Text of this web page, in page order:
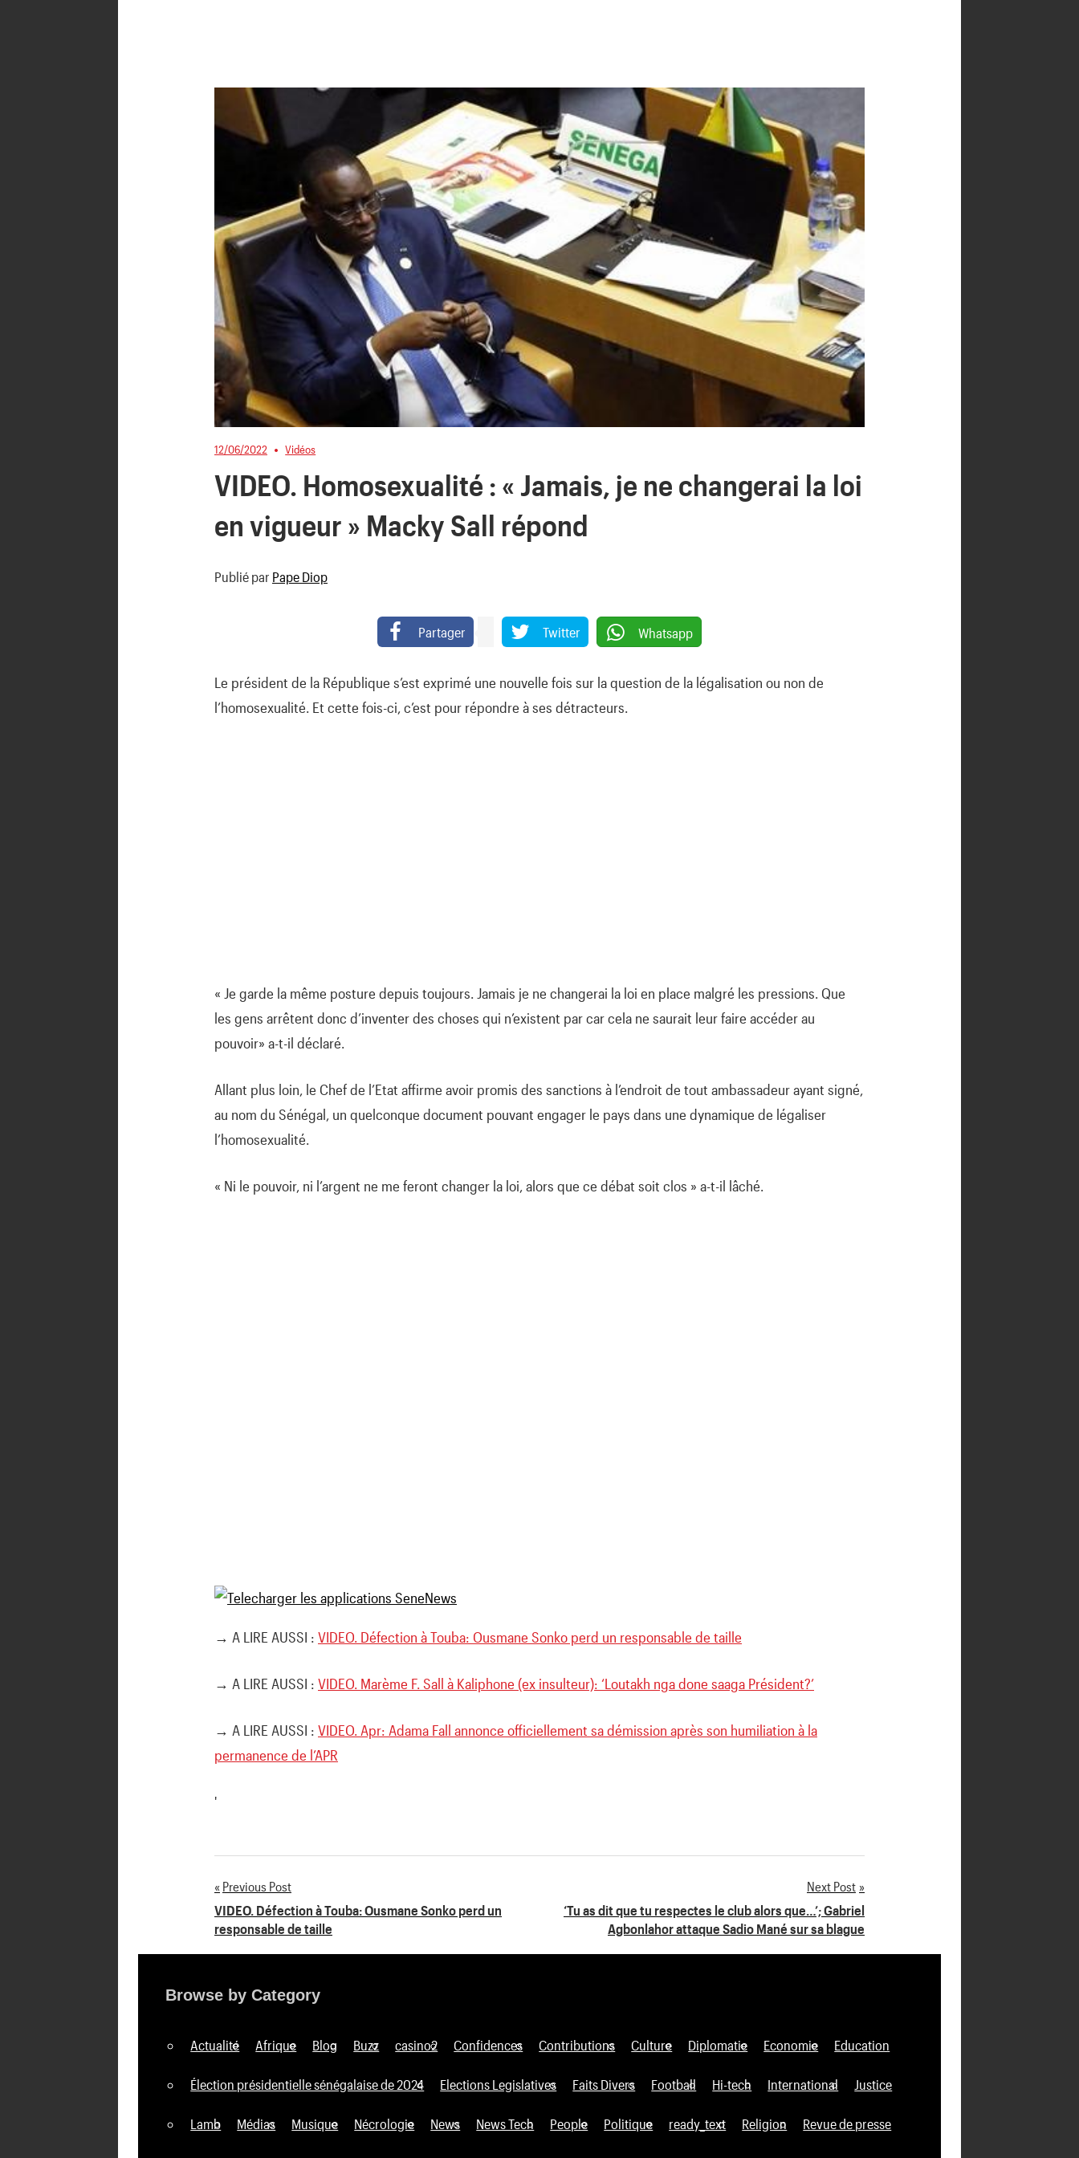
12/06/2022 Vidéos
VIDEO. Homosexualité : « Jamais, je ne changerai la loi
en vigueur » Macky Sall répond
Publié par Pape Diop
Partager Twitter Whatsapp
Le président de la République s’est exprimé une nouvelle fois sur la question de la légalisation ou non de
l’homosexualité. Et cette fois-ci, c’est pour répondre à ses détracteurs.
« Je garde la même posture depuis toujours. Jamais je ne changerai la loi en place malgré les pressions. Que
les gens arrêtent donc d’inventer des choses qui n’existent par car cela ne saurait leur faire accéder au
pouvoir» a-t-il déclaré.
Allant plus loin, le Chef de l’Etat affirme avoir promis des sanctions à l’endroit de tout ambassadeur ayant signé,
au nom du Sénégal, un quelconque document pouvant engager le pays dans une dynamique de légaliser
l’homosexualité.
« Ni le pouvoir, ni l’argent ne me feront changer la loi, alors que ce débat soit clos » a-t-il lâché.
→ A LIRE AUSSI : VIDEO. Défection à Touba: Ousmane Sonko perd un responsable de taille
→ A LIRE AUSSI : VIDEO. Marème F. Sall à Kaliphone (ex insulteur): ‘Loutakh nga done saaga Président?’
→ A LIRE AUSSI : VIDEO. Apr: Adama Fall annonce officiellement sa démission après son humiliation à la
permanence de l’APR
'
Navigation
de
Previous Post
VIDEO. Défection à Touba: Ousmane Sonko perd un
responsable de taille
Next Post
‘Tu as dit que tu respectes le club alors que…’; Gabriel
Agbonlahor attaque Sadio Mané sur sa blague
Browse by Category
Actualité Afrique Blog Buzz casino2 Confidences Contributions Culture Diplomatie Economie Education
Élection présidentielle sénégalaise de 2024 Elections Legislatives Faits Divers Football Hi-tech International Justice
Lamb Médias Musique Nécrologie News News Tech People Politique ready_text Religion Revue de presse